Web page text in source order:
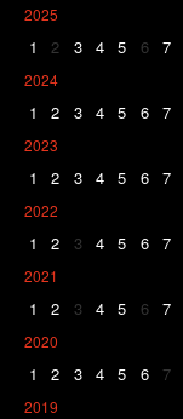
2025
1 2 3 4 5 6 7
2024
1 2 3 4 5 6 7
2023
1 2 3 4 5 6 7
2022
1 2 3 4 5 6 7
2021
1 2 3 4 5 6 7
2020
1 2 3 4 5 6 7
2019